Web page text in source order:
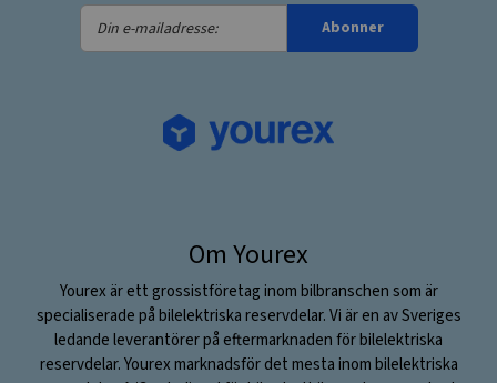
Din
e-
Abonner
Om Yourex
Yourex är ett grossistföretag inom bilbranschen som är
specialiserade på bilelektriska reservdelar. Vi är en av Sveriges
ledande leverantörer på eftermarknaden för bilelektriska
reservdelar. Yourex marknadsför det mesta inom bilelektriska